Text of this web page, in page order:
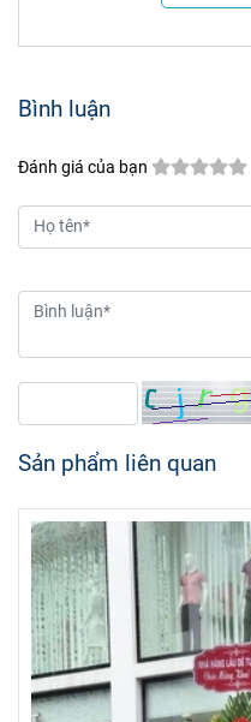
Lan Phương ở Hải Phòng
Bình luận
Đánh giá của bạn
Sản phẩm liên quan